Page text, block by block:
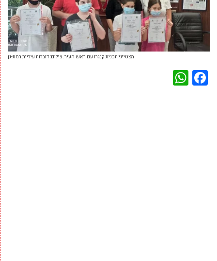
מצטייני תכנית קנגרו עם ראש העיר. צילום: דוברות עיריית רמת-גן
Facebook